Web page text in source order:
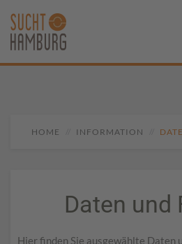
HOME INFORMATION
Daten und
Hier finden Sie ausgewählte Daten